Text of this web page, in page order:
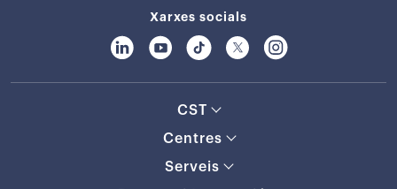
Xarxes socials
CST
Centres
Serveis